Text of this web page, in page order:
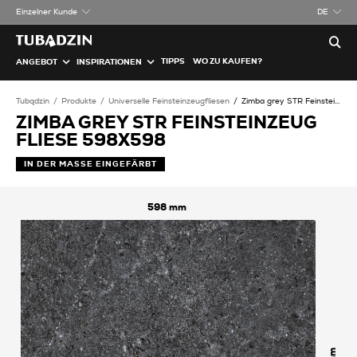
Einzelner Kunde DE
ANGEBOT INSPIRATIONEN TIPPS WO ZU KAUFEN?
Tubądzin Produkte Universelle Feinsteinzeugfliesen Zimba grey STR Feinsteinzeug Fliese
ZIMBA GREY STR FEINSTEINZEUG
FLIESE 598X598
IN DER MASSE EINGEFÄRBT
598